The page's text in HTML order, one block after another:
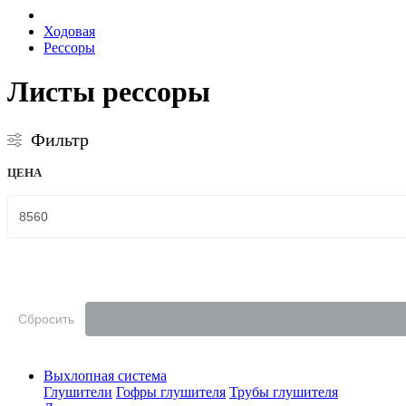
Ходовая
Рессоры
Листы рессоры
Фильтр
ЦЕНА
Сбросить
Выхлопная система
Глушители Гофры глушителя Трубы глушителя